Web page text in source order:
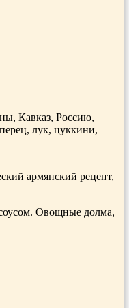
Кавказ, Россию,
лук, цуккини,
армянский рецепт,
Овощные долма,